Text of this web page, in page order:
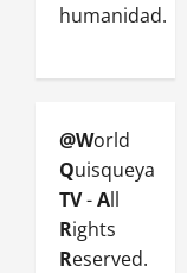
humanidad.
@World
Quisqueya
TV-All
Rights
Reserved.